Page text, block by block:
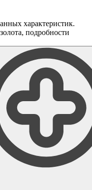
характеристик.
подробности